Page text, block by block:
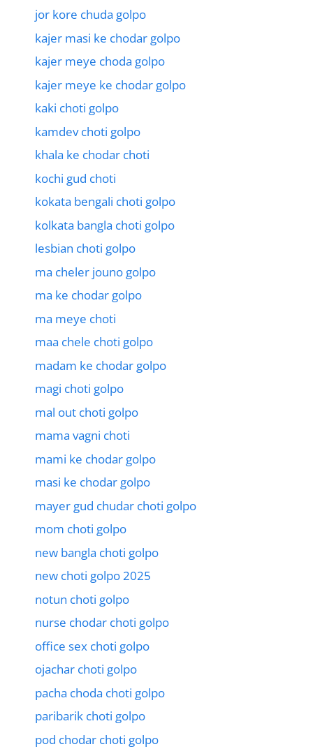
jor kore chuda golpo
kajer masi ke chodar golpo
kajer meye choda golpo
kajer meye ke chodar golpo
kaki choti golpo
kamdev choti golpo
khala ke chodar choti
kochi gud choti
kokata bengali choti golpo
kolkata bangla choti golpo
lesbian choti golpo
ma cheler jouno golpo
ma ke chodar golpo
ma meye choti
maa chele choti golpo
madam ke chodar golpo
magi choti golpo
mal out choti golpo
mama vagni choti
mami ke chodar golpo
masi ke chodar golpo
mayer gud chudar choti golpo
mom choti golpo
new bangla choti golpo
new choti golpo 2025
notun choti golpo
nurse chodar choti golpo
office sex choti golpo
ojachar choti golpo
pacha choda choti golpo
paribarik choti golpo
pod chodar choti golpo